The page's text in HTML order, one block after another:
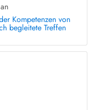
Kompetenzen von
begleitete Treffen